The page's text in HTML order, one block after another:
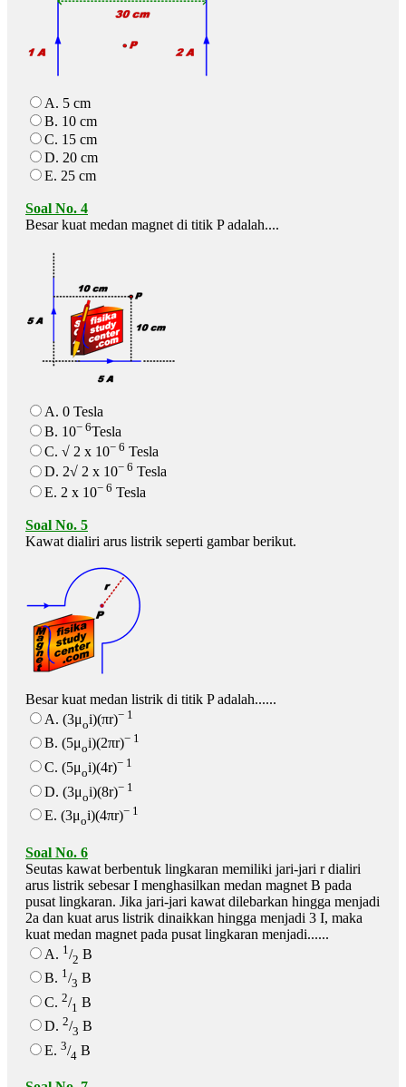
A. 5 cm
B. 10 cm
C. 15 cm
D. 20 cm
E. 25 cm
Soal No. 4
Besar kuat medan magnet di titik P adalah....
A. 0 Tesla
B. 10− 6Tesla
C. √ 2 x 10− 6 Tesla
D. 2√ 2 x 10− 6 Tesla
E. 2 x 10− 6 Tesla
Soal No. 5
Kawat dialiri arus listrik seperti gambar berikut.
Besar kuat medan listrik di titik P adalah......
A. (3μoi)(πr)− 1
B. (5μoi)(2πr)− 1
C. (5μoi)(4r)− 1
D. (3μoi)(8r)− 1
E. (3μoi)(4πr)− 1
Soal No. 6
Seutas kawat berbentuk lingkaran memiliki jari-jari r dialiri
arus listrik sebesar I menghasilkan medan magnet B pada
pusat lingkaran. Jika jari-jari kawat dilebarkan hingga menjadi
2a dan kuat arus listrik dinaikkan hingga menjadi 3 I, maka
kuat medan magnet pada pusat lingkaran menjadi......
A. 1 /2 B
B. 1/3 B
C. 2/1 B
D. 2/3 B
E. 3/4 B